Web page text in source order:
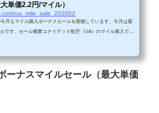
単価2.2円/マイル）
ua_mile_sale_202002
月もマイル購入ボーナスセールを開催しています。今月は最
です。セール概要ユナイテッド航空（UA）のマイル購入で最
イレクトが繰り返し行われました」というエラーが生じてし
法を試してみて下さい。 単価購入マイルによってボーナス割合
ーナスマイルセール（最大単価